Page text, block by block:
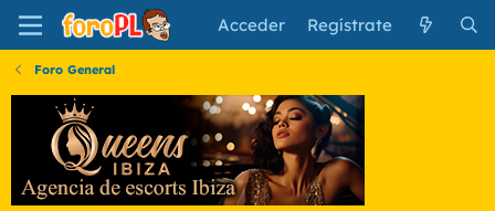
Acceder Regístrate
Foro General